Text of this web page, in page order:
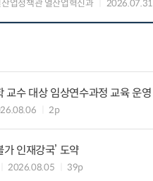
업정책관 열산업혁신과 2026.07.31
교수 대상 임상연수과정 교육 운영
2p
가 인재강국’ 도약
2026.08.05 39p